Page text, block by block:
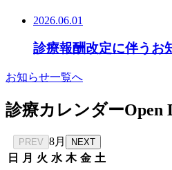
2026.06.01
診療報酬改定に伴うお
お知らせ一覧へ
診療カレンダーOpen
PREV 8月 NEXT
日 月 火 水 木 金 土